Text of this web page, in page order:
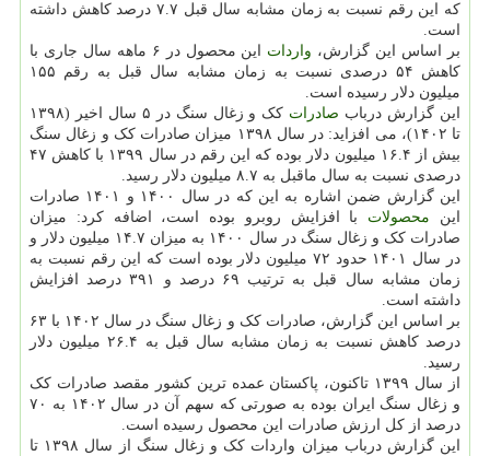
که این رقم نسبت به زمان مشابه سال قبل ۷.۷ درصد کاهش داشته
است.
بر اساس این گزارش، واردات
این محصول در ۶ ماهه سال جاری با
کاهش ۵۴ درصدی نسبت به زمان مشابه سال قبل به رقم ۱۵۵
میلیون دلار رسیده است.
این گزارش درباب صادرات
کک و زغال سنگ در ۵ سال اخیر (۱۳۹۸
تا ۱۴۰۲)، می افزاید: در سال ۱۳۹۸ میزان صادرات کک و زغال سنگ
بیش از ۱۶.۴ میلیون دلار بوده که این رقم در سال ۱۳۹۹ با کاهش ۴۷
درصدی نسبت به سال ماقبل به ۸.۷ میلیون دلار رسید.
این گزارش ضمن اشاره به این که در سال ۱۴۰۰ و ۱۴۰۱ صادرات
این محصولات با افزایش روبرو بوده است، اضافه کرد: میزان
صادرات کک و زغال سنگ در سال ۱۴۰۰ به میزان ۱۴.۷ میلیون دلار و
در سال ۱۴۰۱ حدود ۷۲ میلیون دلار بوده است که این رقم نسبت به
زمان مشابه سال قبل به ترتیب ۶۹ درصد و ۳۹۱ درصد افزایش
داشته است.
بر اساس این گزارش، صادرات کک و زغال سنگ در سال ۱۴۰۲ با ۶۳
درصد کاهش نسبت به زمان مشابه سال قبل به ۲۶.۴ میلیون دلار
رسید.
از سال ۱۳۹۹ تاکنون، پاکستان عمده ترین کشور مقصد صادرات کک
و زغال سنگ ایران بوده به صورتی که سهم آن در سال ۱۴۰۲ به ۷۰
درصد از کل ارزش صادرات این محصول رسیده است.
این گزارش درباب میزان واردات کک و زغال سنگ از سال ۱۳۹۸ تا